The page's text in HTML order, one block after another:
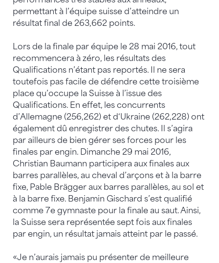
permettant à l’équipe suisse d’atteindre un
résultat final de 263,662 points.
Lors de la finale par équipe le 28 mai 2016, tout
recommencera à zéro, les résultats des
Qualifications n’étant pas reportés. Il ne sera
toutefois pas facile de défendre cette troisième
place qu’occupe la Suisse à l’issue des
Qualifications. En effet, les concurrents
d’Allemagne (256,262) et d‘Ukraine (262,228) ont
également dû enregistrer des chutes. Il s’agira
par ailleurs de bien gérer ses forces pour les
finales par engin. Dimanche 29 mai 2016,
Christian Baumann participera aux finales aux
barres parallèles, au cheval d’arçons et à la barre
fixe, Pable Brägger aux barres parallèles, au sol et
à la barre fixe. Benjamin Gischard s’est qualifié
comme 7e gymnaste pour la finale au saut. Ainsi,
la Suisse sera représentée sept fois aux finales
par engin, un résultat jamais atteint par le passé.
«Je n’aurais jamais pu présenter de meilleure